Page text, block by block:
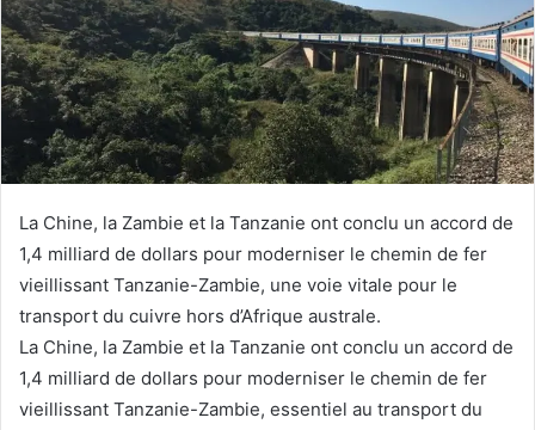
La Chine, la Zambie et la Tanzanie ont conclu un accord de
1,4 milliard de dollars pour moderniser le chemin de fer
vieillissant Tanzanie-Zambie, une voie vitale pour le
transport du cuivre hors d’Afrique australe.
La Chine, la Zambie et la Tanzanie ont conclu un accord de
1,4 milliard de dollars pour moderniser le chemin de fer
vieillissant Tanzanie-Zambie, essentiel au transport du